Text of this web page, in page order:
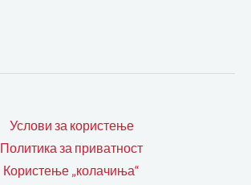
Услови за користење
Политика за приватност
Користење „колачиња“